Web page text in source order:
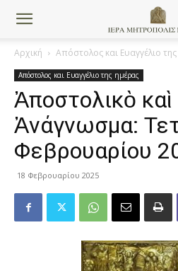
Αρχική Απόστολος και Ευαγγέλιο
Απόστολος και Ευαγγέλιο της ημέρας
Ἀποστολικὸ
Ἀνάγνωσμα:
Φεβρουαρίου
18 Φεβρουαρίου 2025